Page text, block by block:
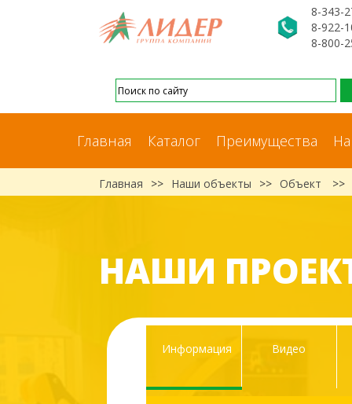
8-343-
8-922-
8-800-
Главная Каталог Преимущества
Главная >> Наши объекты >> Объект >>
НАШИ
Информация Видео